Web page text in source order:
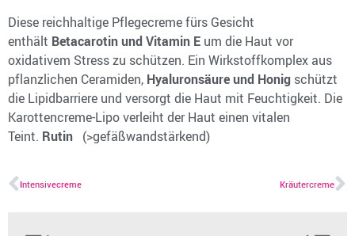
Diese reichhaltige Pflegecreme fürs Gesicht
enthält Betacarotin und Vitamin E um die Haut vor
oxidativem Stress zu schützen. Ein Wirkstoffkomplex aus
pflanzlichen Ceramiden, Hyaluronsäure und Honig schützt
die Lipidbarriere und versorgt die Haut mit Feuchtigkeit. Die
Karottencreme-Lipo verleiht der Haut einen vitalen
Teint. Rutin (>gefäßwandstärkend)
Intensivecreme Kräutercreme